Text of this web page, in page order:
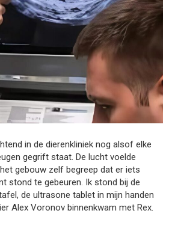
in de dierenkliniek nog alsof elke
gegrift staat. De lucht voelde
gebouw zelf begreep dat er iets
stond te gebeuren. Ik stond bij de
de ultrasone tablet in mijn handen
Alex Voronov binnenkwam met Rex.